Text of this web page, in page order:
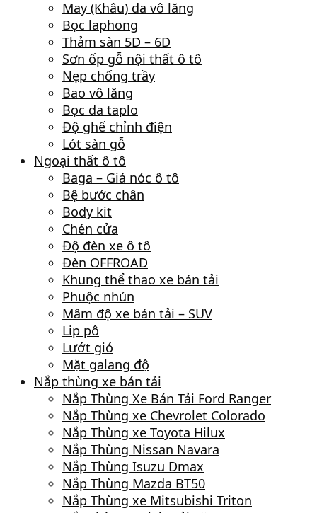
May (Khâu) da vô lăng
Bọc laphong
Thảm sàn 5D – 6D
Sơn ốp gỗ nội thất ô tô
Nẹp chống trầy
Bao vô lăng
Bọc da taplo
Độ ghế chỉnh điện
Lót sàn gỗ
Ngoại thất ô tô
Baga – Giá nóc ô tô
Bệ bước chân
Body kit
Chén cửa
Độ đèn xe ô tô
Đèn OFFROAD
Khung thể thao xe bán tải
Phuộc nhún
Mâm độ xe bán tải – SUV
Lip pô
Lướt gió
Mặt galang độ
Nắp thùng xe bán tải
Nắp Thùng Xe Bán Tải Ford Ranger
Nắp Thùng xe Chevrolet Colorado
Nắp Thùng xe Toyota Hilux
Nắp Thùng Nissan Navara
Nắp Thùng Isuzu Dmax
Nắp Thùng Mazda BT50
Nắp Thùng xe Mitsubishi Triton